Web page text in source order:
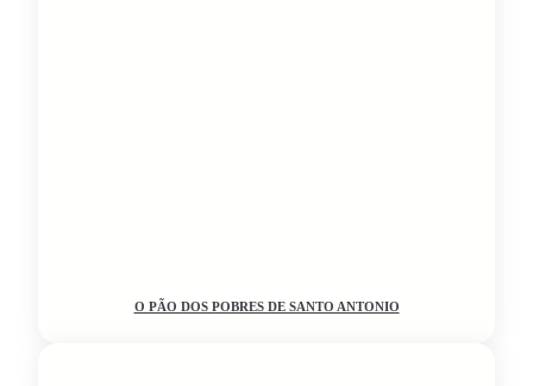
O PÃO DOS POBRES DE SANTO ANTONIO